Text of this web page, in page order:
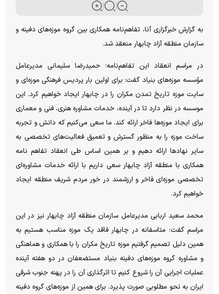
به گزارش خبرگزاری آنا، تفاهم‌نامه همکاری بین گروه موزه‌های دفینه و
سازمان منطقه آزاد چابهار منعقد شد.
در مراسم انعقاد این تفاهم‌نامه؛ حمیدرضا سلیمانی مدیرعامل
مؤسسه موزه‌های بنیاد گفت: برای اولین بار پردیس فرهنگی موزه‌ای و
سایت موزه تاریخ تمدن مکران را در چابهار ایجاد خواهیم کرد. این
موسسه در نظر دارد تا در آینده، خدمات مشاوره هنری، فنی و معماری
برای ایجاد موزه‌ها فاخر ارائه کند. ما سعی می‌کنیم که دانش و تجربه
ساخت موزه را به منظور گسترش و تعمیق فعالیت‌های تخصصی به
سایر نهاد‌ها ارائه دهیم و بر همین اساس طی انعقاد تفاهم نامه
همکاری با منطقه آزاد چابهار سعی داریم با ارائه خدمات مشاوره‌ای
تخصصی موزه‌ای فاخر و ارزشمند در خور مردم شریف منطقه ایجاد
خواهیم کرد.
محمد سعید اربابی مدیرعامل سازمان منطقه آزاد چابهار نیز در این
مراسم گفت: متاسفانه در چابهار فاقد یک موزه مناسب هستیم به
همین دلیل تصمیم گرفتیم موزه تاریخ مکران را با همکاری و هماهنگی
و مشاوره گروه موزه‌های دفینه بنیاد مستضعفان در دو هفته آینده
عملیات اجرایی آن را شروع کنیم تا اثرگذاری آن را در پهنه جنوب شرقی
ایران به نحو مطلوبی صورت پذیرد. برای همین از موزه‌های گروه دفینه